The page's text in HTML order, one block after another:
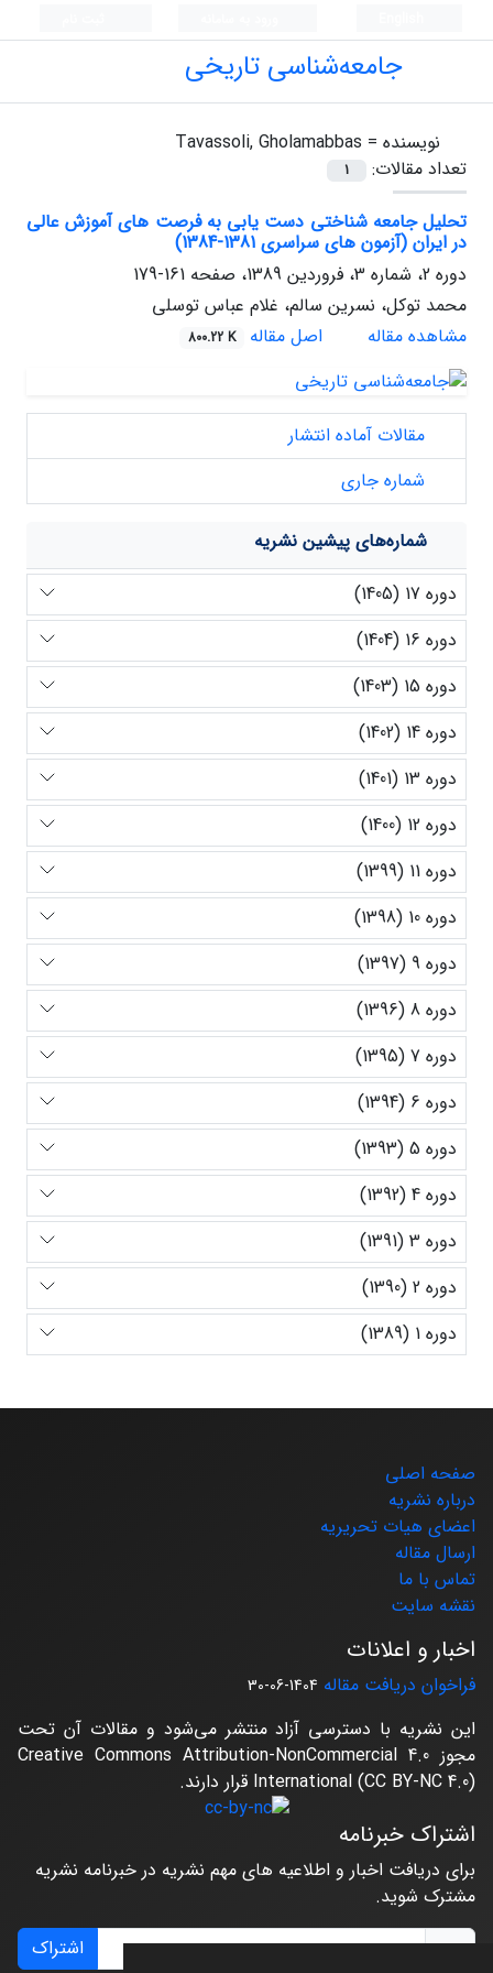
جامعه‌شناسی تاریخی
نویسنده = Tavassoli, Gholamabbas
تعداد مقالات:
1
تحلیل جامعه شناختی دست یابی به فرصت‌ های آموزش عالی
در ایران (آزمون های سراسری 1381-1384)
دوره 2، شماره 3، فروردین 1389، صفحه
161-179
محمد توکل، نسرین سالم، غلام عباس توسلی
مشاهده مقاله
اصل مقاله 800.22 K
مقالات آماده انتشار
شماره جاری
شماره‌های پیشین نشریه
دوره 17 (1405)
دوره 16 (1404)
دوره 15 (1403)
دوره 14 (1402)
دوره 13 (1401)
دوره 12 (1400)
دوره 11 (1399)
دوره 10 (1398)
دوره 9 (1397)
دوره 8 (1396)
دوره 7 (1395)
دوره 6 (1394)
دوره 5 (1393)
دوره 4 (1392)
دوره 3 (1391)
دوره 2 (1390)
دوره 1 (1389)
صفحه اصلی
درباره نشریه
اعضای هیات تحریریه
ارسال مقاله
تماس با ما
نقشه سایت
اخبار و اعلانات
فراخوان دریافت مقاله 1404-06-30
این نشریه با دسترسی آزاد منتشر می‌شود و مقالات آن تحت
مجوز Creative Commons Attribution-NonCommercial 4.0
International (CC BY-NC 4.0) قرار دارند.
اشتراک خبرنامه
برای دریافت اخبار و اطلاعیه های مهم نشریه در خبرنامه نشریه
مشترک شوید.
اشتراک